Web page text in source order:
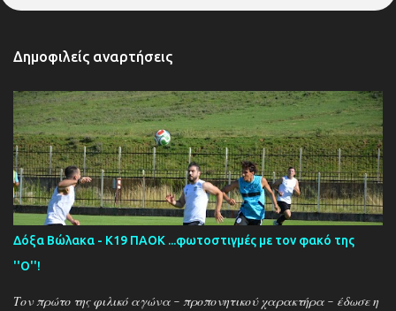
Δημοφιλείς αναρτήσεις
Δόξα Βώλακα - Κ19 ΠΑΟΚ ...φωτοστιγμές με τον φακό της
''Ο''!
Τον πρώτο της φιλικό αγώνα - προπονητικού χαρακτήρα - έδωσε η